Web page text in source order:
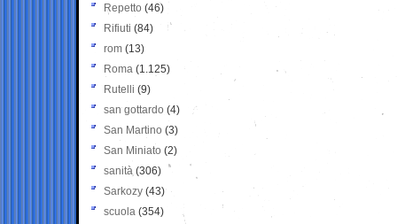
Repetto (46)
Rifiuti (84)
rom (13)
Roma (1.125)
Rutelli (9)
san gottardo (4)
San Martino (3)
San Miniato (2)
sanità (306)
Sarkozy (43)
scuola (354)